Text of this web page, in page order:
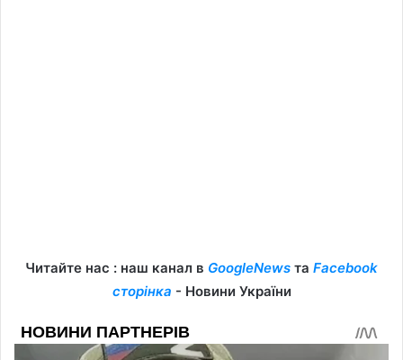
Читайте нас : наш канал в GoogleNews та Facebook
сторінка - Новини України